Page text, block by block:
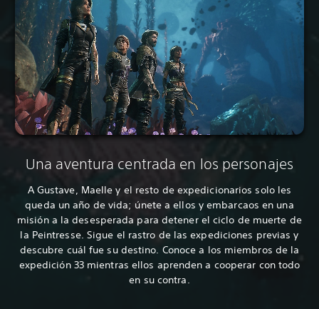
Una aventura centrada en los personajes
A Gustave, Maelle y el resto de expedicionarios solo les
queda un año de vida; únete a ellos y embarcaos en una
misión a la desesperada para detener el ciclo de muerte de
la Peintresse. Sigue el rastro de las expediciones previas y
descubre cuál fue su destino. Conoce a los miembros de la
expedición 33 mientras ellos aprenden a cooperar con todo
en su contra.